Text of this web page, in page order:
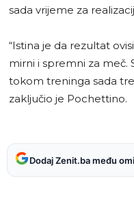
sada vrijeme za
“Istina je da rezultat
mirni i spremni za meč.
tokom treninga sada
zaključio je Pochettino.
Dodaj Zenit.ba među